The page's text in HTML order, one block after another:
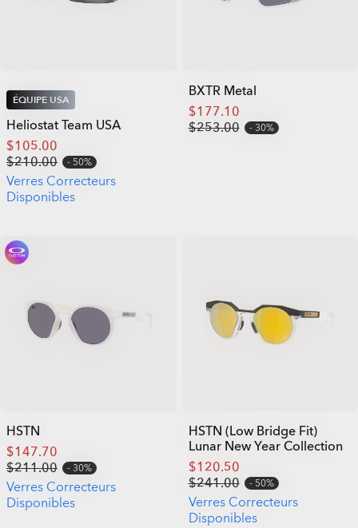
ÉQUIPE USA
Heliostat Team USA
$105.00
$210.00
50%
Verres Correcteurs
Disponibles
BXTR Metal
$177.10
$253.00
30%
HSTN
$147.70
$211.00
30%
Verres Correcteurs
Disponibles
HSTN (Low Bridge Fit)
Lunar New Year Collection
$120.50
$241.00
50%
Verres Correcteurs
Disponibles